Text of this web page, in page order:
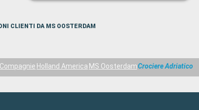
CLIENTI DA MS OOSTERDAM
Compagnie Holland America MS OosterdamCrociere Adriatico